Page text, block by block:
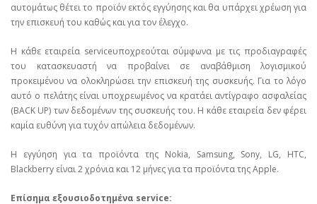
αυτομάτως θέτει το προϊόν εκτός εγγύησης και θα υπάρχει χρέωση για
την επισκευή του καθώς και για τον έλεγχο.
Η κάθε εταιρεία serviceυποχρεούται σύμφωνα με τις προδιαγραφές
του κατασκευαστή να προβαίνει σε αναβάθμιση λογισμικού
προκειμένου να ολοκληρώσει την επισκευή της συσκευής. Για το λόγο
αυτό ο πελάτης είναι υποχρεωμένος να κρατάει αντίγραφο ασφαλείας
(BACK UP) των δεδομένων της συσκευής του. Η κάθε εταιρεία δεν φέρει
καμία ευθύνη για τυχόν απώλεια δεδομένων.
Η εγγύηση για τα προϊόντα της Nokia, Samsung, Sony, LG, HTC,
Blackberry είναι 2 χρόνια και 12 μήνες για τα προϊόντα της Apple.
Επίσημα εξουσιοδοτημένα service: